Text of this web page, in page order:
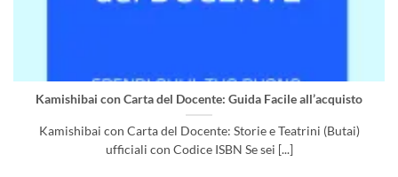
Kamishibai con Carta del Docente: Guida Facile all’acquisto
Kamishibai con Carta del Docente: Storie e Teatrini (Butai)
ufficiali con Codice ISBN Se sei [...]